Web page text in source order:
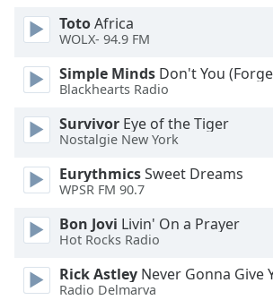
Audio
Track
Picture-
in-
Picture
modal
Beginning
dialog
TotoAfrica
WOLX- 94.9 FM
Simple Minds Don't You
Blackhearts Radio
Survivor Eye of the Tiger
Nostalgie New York
EurythmicsSweet Dreams
WPSR FM 90.7
Bon Jovi Livin' On a Prayer
Hot Rocks Radio
Rick Astley Never Gonna Give
Radio Delmarva